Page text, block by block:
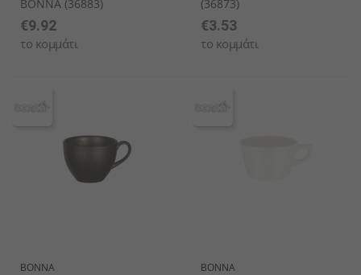
BONNA (36883)
€9.92
το κομμάτι
(36873)
€3.53
το κομμάτι
BONNA BONNA